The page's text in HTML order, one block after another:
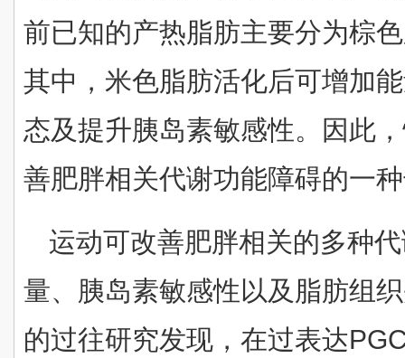
前已知的产热脂肪主要分为棕
其中，米色脂肪活化后可增加
态及提升胰岛素敏感性。因此
善肥胖相关代谢功能障碍的一
运动可改善肥胖相关的多种
量、胰岛素敏感性以及脂肪组
的过往研究发现，在过表达